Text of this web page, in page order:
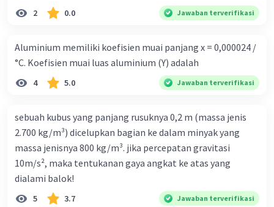
2 0.0 Jawaban terverifikasi
Aluminium memiliki koefisien muai panjang x = 0,000024 /
°C. Koefisien muai luas aluminium (Y) adalah
4 5.0 Jawaban terverifikasi
sebuah kubus yang panjang rusuknya 0,2 m (massa jenis
2.700 kg/m³) dicelupkan bagian ke dalam minyak yang
massa jenisnya 800 kg/m³. jika percepatan gravitasi
10m/s², maka tentukanan gaya angkat ke atas yang
dialami balok!
5 3.7 Jawaban terverifikasi